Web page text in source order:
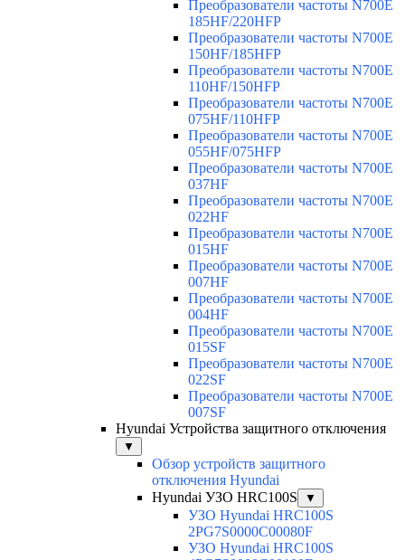
Преобразователи частоты N700E
185HF/220HFP
Преобразователи частоты N700E
150HF/185HFP
Преобразователи частоты N700E
110HF/150HFP
Преобразователи частоты N700E
075HF/110HFP
Преобразователи частоты N700E
055HF/075HFP
Преобразователи частоты N700E
037HF
Преобразователи частоты N700E
022HF
Преобразователи частоты N700E
015HF
Преобразователи частоты N700E
007HF
Преобразователи частоты N700E
004HF
Преобразователи частоты N700E
015SF
Преобразователи частоты N700E
022SF
Преобразователи частоты N700E
007SF
Hyundai Устройства защитного отключения
▼
Обзор устройств защитного
отключения Hyundai
Hyundai УЗО HRC100S
▼
УЗО Hyundai HRC100S
2PG7S0000C00080F
УЗО Hyundai HRC100S